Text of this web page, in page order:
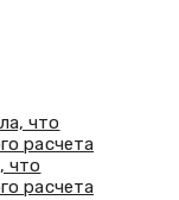
что
расчета